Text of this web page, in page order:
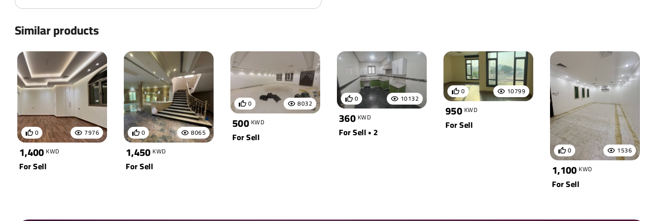
Similar products
7976
0
1,400 KWD
For Sell
8065
0
1,450 KWD
For Sell
8032
0
500 KWD
For Sell
10132
0
360 KWD
For Sell • 2
10799
0
950 KWD
For Sell
1536
0
1,100 KWD
For Sell